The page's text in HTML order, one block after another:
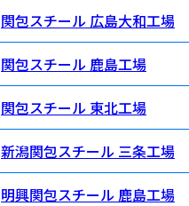
関包スチール 広島大和工場
関包スチール 鹿島工場
関包スチール 東北工場
新潟関包スチール 三条工場
明興関包スチール 鹿島工場